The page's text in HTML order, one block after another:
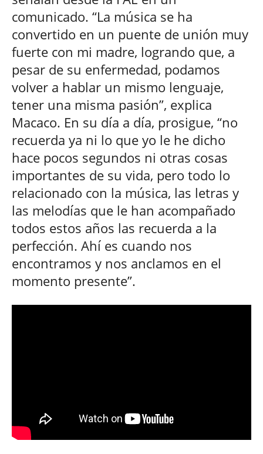
comunicado. “La música se ha
convertido en un puente de unión muy
fuerte con mi madre, logrando que, a
pesar de su enfermedad, podamos
volver a hablar un mismo lenguaje,
tener una misma pasión”, explica
Macaco. En su día a día, prosigue, “no
recuerda ya ni lo que yo le he dicho
hace pocos segundos ni otras cosas
importantes de su vida, pero todo lo
relacionado con la música, las letras y
las melodías que le han acompañado
todos estos años las recuerda a la
perfección. Ahí es cuando nos
encontramos y nos anclamos en el
momento presente”.